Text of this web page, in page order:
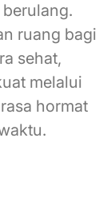
ruang bagi
sehat,
melalui
hormat